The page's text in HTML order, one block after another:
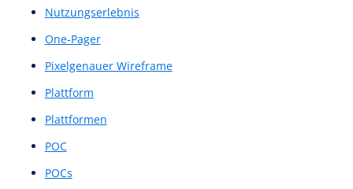
Mid-Fidelity-Prototype
Mid-Fidelity-Wireframe
Mittlerer Prototyp
Natural Language Understanding